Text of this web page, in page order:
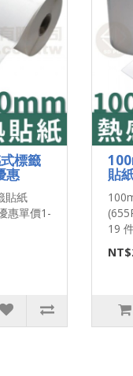
標籤
惠
貼紙
惠單價1-
貼
19